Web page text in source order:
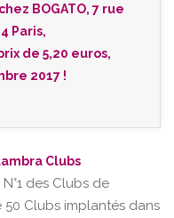
chez BOGATO, 7 rue
Paris,
de 5,20 euros,
2017 !
Clubs
des Clubs de
Clubs implantés dans